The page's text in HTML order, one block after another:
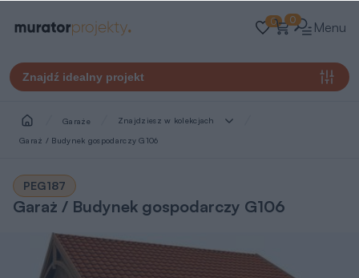
0 0 Menu
Znajdź idealny projekt
Garaże Znajdziesz w kolekcjach
Garaż / Budynek gospodarczy G106
PEG187
Garaż / Budynek gospodarczy G106